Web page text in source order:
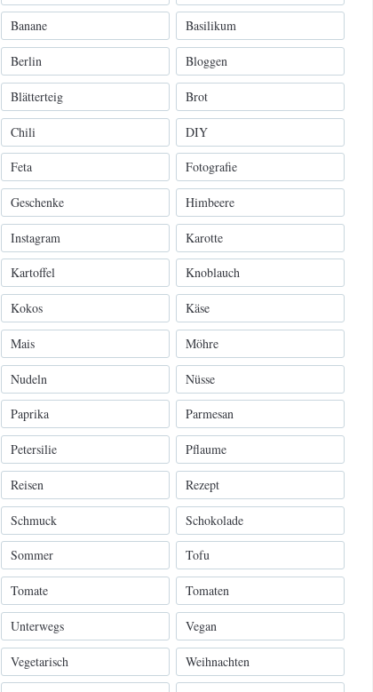
Banane Basilikum
Berlin Bloggen
Blätterteig Brot
Chili DIY
Feta Fotografie
Geschenke Himbeere
Instagram Karotte
Kartoffel Knoblauch
Kokos Käse
Mais Möhre
Nudeln Nüsse
Paprika Parmesan
Petersilie Pflaume
Reisen Rezept
Schmuck Schokolade
Sommer Tofu
Tomate Tomaten
Unterwegs Vegan
Vegetarisch Weihnachten